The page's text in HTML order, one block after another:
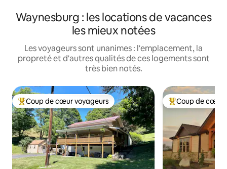
Waynesburg : les locations de vacances
les mieux notées
Les voyageurs sont unanimes : l'emplacement, la
propreté et d'autres qualités de ces logements sont
très bien notés.
Coup de cœur voyageurs parmi les plus aimés
Coup de cœur voyageurs Coup de cœur
Coup de cœur